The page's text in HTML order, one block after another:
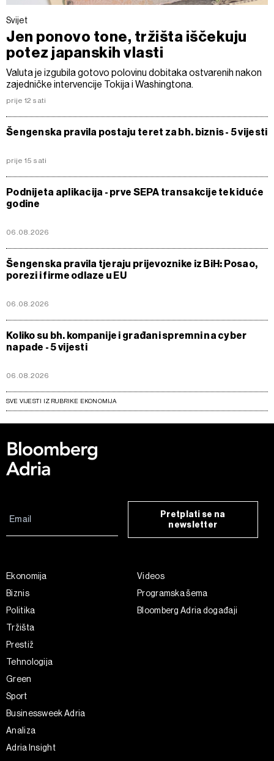
Svijet
Jen ponovo tone, tržišta iščekuju
potez japanskih vlasti
Valuta je izgubila gotovo polovinu dobitaka ostvarenih nakon
zajedničke intervencije Tokija i Washingtona.
prije 12 sati
Šengenska pravila postaju teret za bh. biznis - 5 vijesti
prije 15 sati
Podnijeta aplikacija - prve SEPA transakcije tek iduće
godine
06.08.2026
Šengenska pravila tjeraju prijevoznike iz BiH: Posao,
porezi i firme odlaze u EU
06.08.2026
Koliko su bh. kompanije i građani spremni na cyber
napade - 5 vijesti
06.08.2026
SVE VIJESTI IZ RUBRIKE EKONOMIJA
Pretplati se na
newsletter
Ekonomija
Biznis
Politika
Tržišta
Prestiž
Tehnologija
Green
Sport
Businessweek Adria
Analiza
Adria Insight
Videos
Programska šema
Bloomberg Adria događaji